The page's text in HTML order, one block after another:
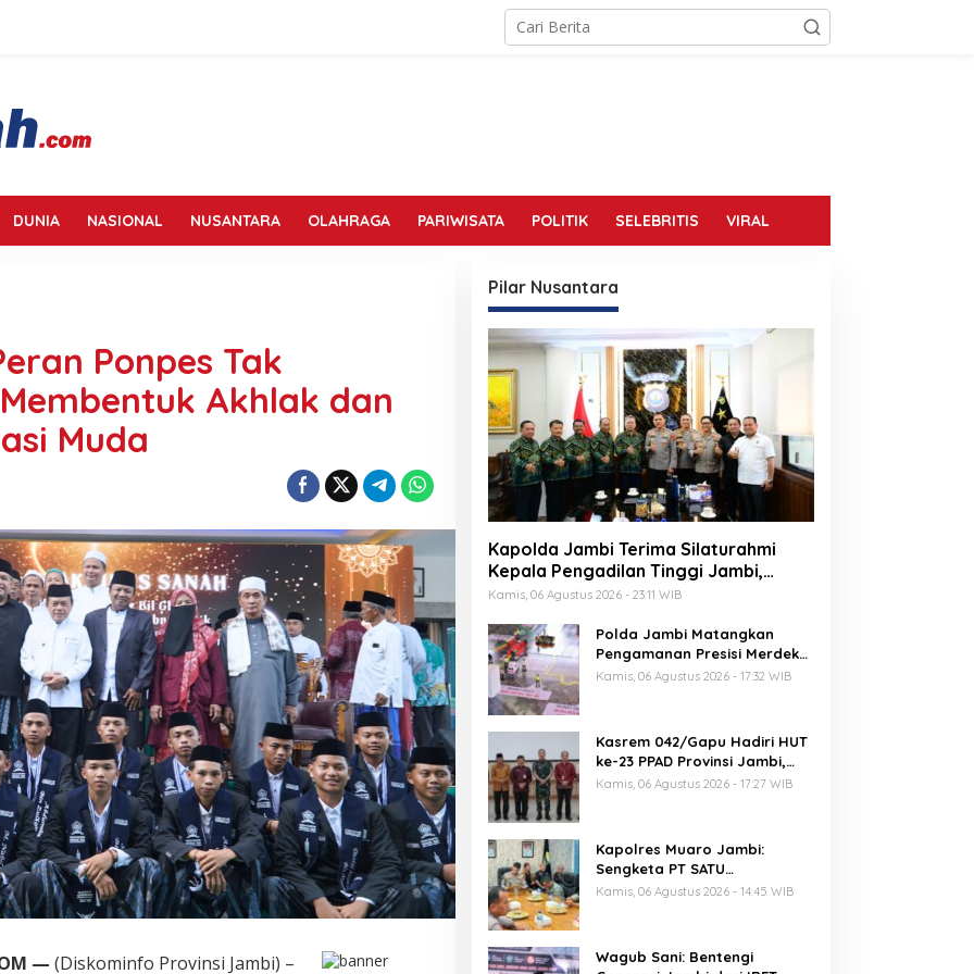
DUNIA NASIONAL NUSANTARA OLAHRAGA PARIWISATA POLITIK SELEBRITIS VIRAL
Ponpes Tak
Akhlak dan
Muda
— (Diskominfo Provinsi Jambi) –
Pilar Nusantara
Kapolda Jambi Terima Silaturahmi
Kepala Pengadilan Tinggi Jambi,
Perkuat Sinergi Antar Lembaga
Kamis, 06 Agustus 2026 - 23:11 WIB
Polda Jambi Matangkan
Pengamanan Presisi Merdeka
Run 2026 Melalui Tactical
Kamis, 06 Agustus 2026 - 17:32 WIB
Kasrem 042/Gapu Hadiri HUT
ke-23 PPAD Provinsi Jambi,
Perkuat Sinergi Dukung
Kamis, 06 Agustus 2026 - 17:27 WIB
Kapolres Muaro Jambi:
Sengketa PT SATU
Diselesaikan Lewat Dialog,
Kamis, 06 Agustus 2026 - 14:45 WIB
Wagub Sani: Bentengi